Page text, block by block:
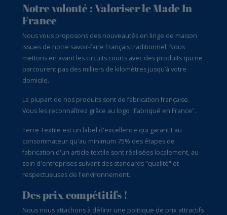
Notre volonté : Valoriser le Made In
France
Nous vous proposons des nouveautés en linge de maison
issues de notre savoir-faire Français traditionnel. Nous
mettons en avant les circuits courts avec des produits qui ne
parcourent pas des milliers de kilomètres jusqu’à votre
domicile.
La plupart de nos produits sont de fabrication française.
Vous les reconnaîtrez grâce au logo "Fabriqué en France".
Terre Textile est un label d'excellence qui garantit au
consommateur qu'au minimum 75% des étapes de
fabrication d'un article textile sont réalisées localement, au
sein d'entreprises suivant des standards "qualité" et
respectueuses de l'environnement.
Des prix compétitifs !
Nous nous attachons à définir une politique de prix attractifs